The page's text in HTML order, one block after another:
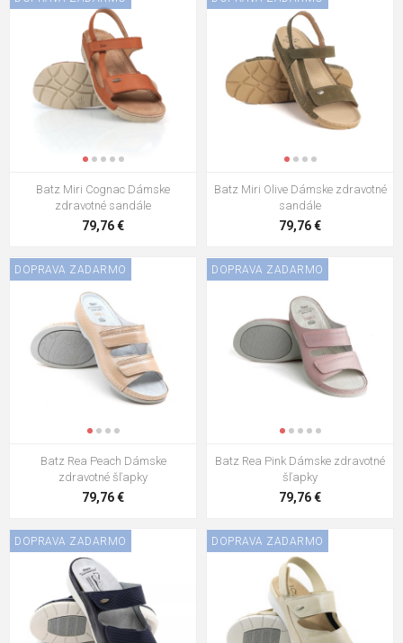
Batz Miri Cognac Dámske
zdravotné sandále
79,76 €
Batz Miri Olive Dámske zdravotné
sandále
79,76 €
DOPRAVA ZADARMO
Batz Rea Peach Dámske
zdravotné šľapky
79,76 €
DOPRAVA ZADARMO
Batz Rea Pink Dámske zdravotné
šľapky
79,76 €
DOPRAVA ZADARMO DOPRAVA ZADARMO